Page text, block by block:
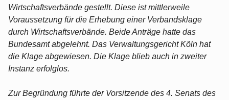
Wirtschaftsverbände gestellt. Diese ist mittlerweile
Voraussetzung für die Erhebung einer Verbandsklage
durch Wirtschaftsverbände. Beide Anträge hatte das
Bundesamt abgelehnt. Das Verwaltungsgericht Köln hat
die Klage abgewiesen. Die Klage blieb auch in zweiter
Instanz erfolglos.
Zur Begründung führte der Vorsitzende des 4. Senats des